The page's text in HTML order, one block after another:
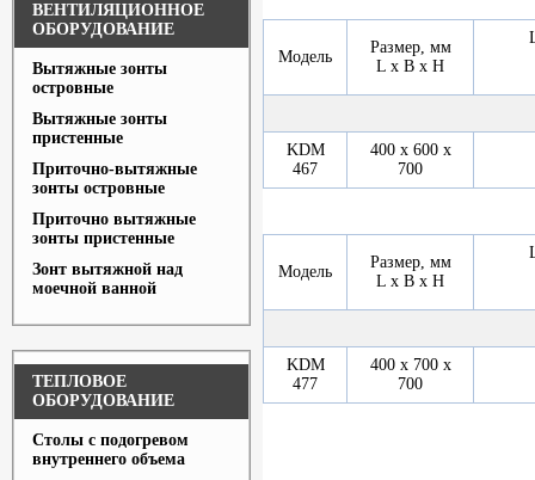
ВЕНТИЛЯЦИОННОЕ
ОБОРУДОВАНИЕ
Вытяжные зонты
островные
Вытяжные зонты
пристенные
Приточно-вытяжные
зонты островные
Приточно вытяжные
зонты пристенные
Зонт вытяжной над
моечной ванной
ТЕПЛОВОЕ
ОБОРУДОВАНИЕ
Столы с подогревом
внутреннего объема
Модель
Размер, мм
L x B x H
KDM
467
400 х 600 х
700
Модель
Размер, мм
L x B x H
KDM
477
400 х 700 х
700